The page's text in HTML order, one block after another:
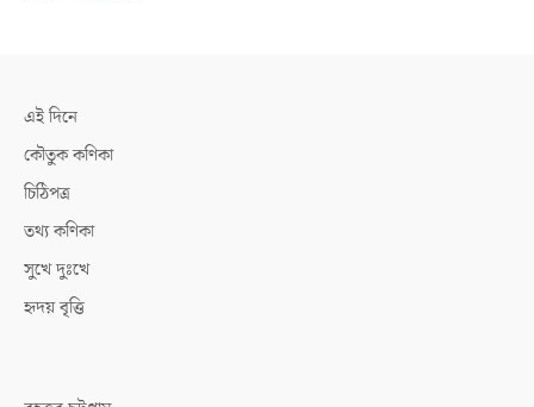
এই দিনে
কৌতুক কণিকা
চিঠিপত্র
তথ্য কণিকা
সুখে দুঃখে
হৃদয় বৃত্তি